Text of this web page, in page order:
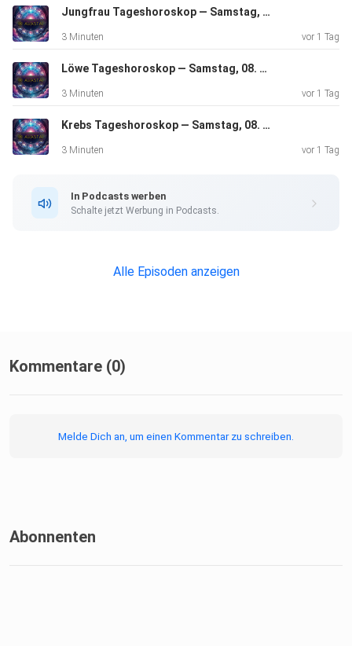
Jungfrau Tageshoroskop — Samstag, 08. August 2026
3 Minuten vor 1 Tag
Löwe Tageshoroskop — Samstag, 08. August 2026
3 Minuten vor 1 Tag
Krebs Tageshoroskop — Samstag, 08. August 2026
3 Minuten vor 1 Tag
In Podcasts werben
Schalte jetzt Werbung in Podcasts.
Alle Episoden anzeigen
Kommentare (0)
Melde Dich an, um einen Kommentar zu schreiben.
Abonnenten